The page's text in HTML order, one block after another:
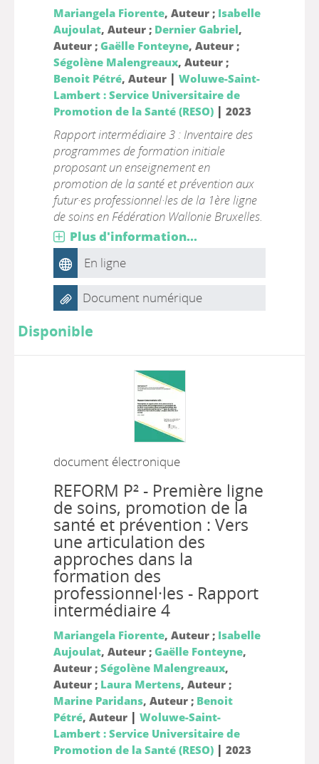
Mariangela Fiorente, Auteur ; Isabelle
Aujoulat, Auteur ; Dernier Gabriel,
Auteur ; Gaëlle Fonteyne, Auteur ;
Ségolène Malengreaux, Auteur ;
Benoit Pétré, Auteur | Woluwe-Saint-
Lambert : Service Universitaire de
Promotion de la Santé (RESO)| 2023
Rapport intermédiaire 3 : Inventaire des
programmes de formation initiale
proposant un enseignement en
promotion de la santé et prévention aux
futur·es professionnel·les de la 1ère ligne
de soins en Fédération Wallonie Bruxelles.
Plus d'information...
En ligne
Document numérique
Disponible
document électronique
REFORM P² - Première ligne
de soins, promotion de la
santé et prévention : Vers
une articulation des
approches dans la
formation des
professionnel·les - Rapport
intermédiaire 4
Mariangela Fiorente, Auteur ; Isabelle
Aujoulat, Auteur ; Gaëlle Fonteyne,
Auteur ; Ségolène Malengreaux,
Auteur ; Laura Mertens, Auteur ;
Marine Paridans, Auteur ; Benoit
Pétré, Auteur | Woluwe-Saint-
Lambert : Service Universitaire de
Promotion de la Santé (RESO)| 2023